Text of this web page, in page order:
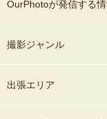
OurPhotoが発信する
撮影ジャンル
出張エリア